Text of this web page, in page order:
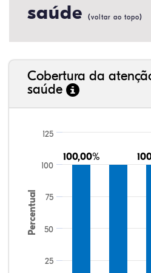
saúde (voltar ao topo)
Cobertura da
saúde
Percentual
100,00%
100,00%
25
50
75
100
125